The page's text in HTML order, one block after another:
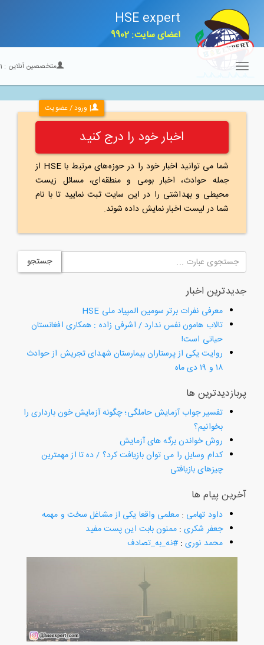
HSE expert
اعضای سایت: 9902
| ورود / عضویت
متخصصین آنلاین :21
Toggle
navigation
اخبار خود را درج کنید
شما می توانید اخبار خود را در حوزه‌های مرتبط با HSE از
جمله حوادث، اخبار بومی و منطقه‌ای، مسائل زیست
محیطی و بهداشتی را در این سایت ثبت نمایید تا با نام
شما در لیست اخبار نمایش داده شوند.
جستجو
جدیدترین اخبار
معرفی نفرات برتر سومین المپیاد ملی HSE
تالاب هامون نفس ندارد / اشرفی زاده : همکاری افغانستان
حیاتی است!
روایت یکی از پرستاران بیمارستان شهدای تجریش از حوادث
پربازدیدترین ها
تفسیر جواب آزمایش حاملگی؛ چگونه آزمایش خون بارداری را
بخوانیم؟
روش خواندن برگه های آزمایش
کدام وسایل را می توان بازیافت کرد؟ / ده تا از مهمترین
چیزهای بازیافتی
آخرین پیام ها
داود تهامی:معلمی واقعا یکی از مشاغل سخت و مهمه
جعفر شکری:ممنون بابت این پست مفید
محمد نوری:#نه_به_تصادف